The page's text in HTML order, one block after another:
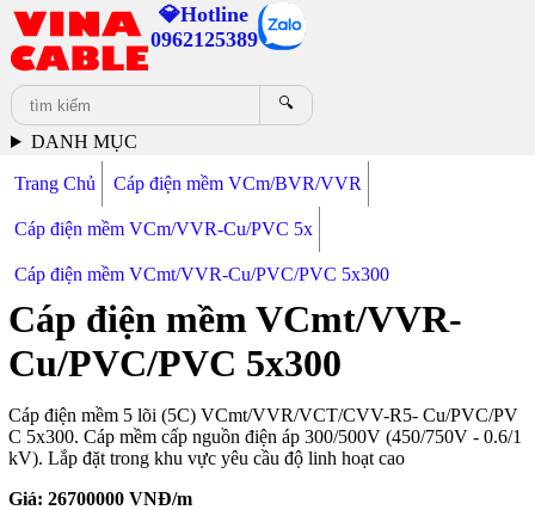
💎Hotline
0962125389
🔍
DANH MỤC
Trang Chủ Cáp điện mềm VCm/BVR/VVR
Cáp điện mềm VCm/VVR-Cu/PVC 5x
Cáp điện mềm VCmt/VVR-Cu/PVC/PVC 5x300
Cáp điện mềm VCmt/VVR-
Cu/PVC/PVC 5x300
Cáp điện mềm 5 lõi (5C) VCmt/VVR/VCT/CVV-R5- Cu/PVC/PV
C 5x300. Cáp mềm cấp nguồn điện áp 300/500V (450/750V - 0.6/1
kV). Lắp đặt trong khu vực yêu cầu độ linh hoạt cao
Giá: 26700000VNĐ/m